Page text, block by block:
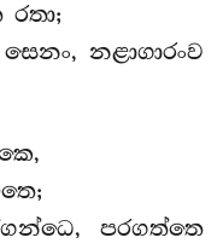
නළාගාරංව
පරගත්තෙ